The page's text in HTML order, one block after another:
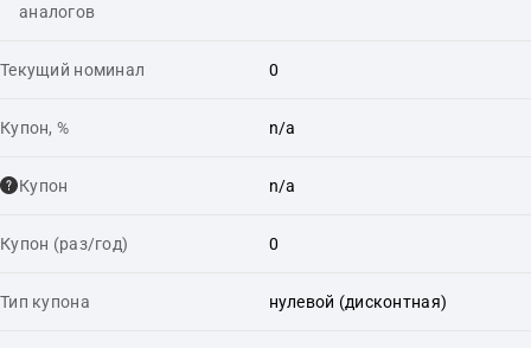
аналогов
Текущий номинал 0
Купон, % n/a
Купон n/a
Купон (раз/год) 0
Тип купона нулевой (дисконтная)